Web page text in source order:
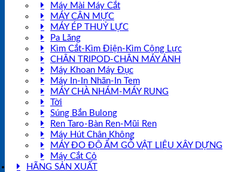
Máy Mài Máy Cắt
MÁY CÂN MỰC
MÁY ÉP THUỶ LỰC
Pa Lăng
Kìm Cắt-Kìm Điện-Kìm Cộng Lực
CHÂN TRIPOD-CHÂN MÁY ẢNH
Máy Khoan Máy Đục
Máy In-In Nhãn-In Tem
MÁY CHÀ NHÁM-MÁY RUNG
Tời
Súng Bắn Bulong
Ren Taro-Bàn Ren-Mũi Ren
Máy Hút Chân Không
MÁY ĐO ĐỘ ẨM GỖ VẬT LIỆU XÂY DỰNG
Máy Cắt Cỏ
HÃNG SẢN XUẤT